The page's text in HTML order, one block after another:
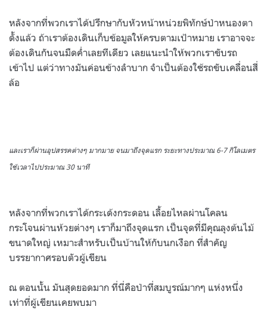
หลังจากที่พวกเราได้ปรึกษากับหัวหน้าหน่วยพิทักษ์ป่าหนองตา
ดั้งแล้ว ถ้าเราต้องเดินเก็บข้อมูลให้ครบตามเป้าหมาย เราอาจจะ
ต้องเดินกันจนมืดค่ำเลยทีเดียว เลยแนะนำให้พวกเราขับรถ
เข้าไป แต่ว่าทางมันค่อนข้างลำบาก จำเป็นต้องใช้รถขับเคลื่อนสี่
ล้อ
และเราก็ผ่านอุปสรรคต่างๆ มากมาย จนมาถึงจุดแรก ระยะทางประมาณ 6-7 กิโลเมตร
ใช้เวลาไปประมาณ 30 นาที
หลังจากที่พวกเราได้กระเด้งกระดอน เลื้อยไหลผ่านโคลน
กระโจนผ่านห้วยต่างๆ เราก็มาถึงจุดแรก เป็นจุดที่มีคุณลุงต้นไม้
ขนาดใหญ่ เหมาะสำหรับเป็นบ้านให้กับนกเงือก ที่สำคัญ
บรรยากาศรอบตัวผู้เขียน
ณ ตอนนั้น มันสุดยอดมาก ที่นี่คือป่าที่สมบูรณ์มากๆ แห่งหนึ่ง
เท่าที่ผู้เขียนเคยพบมา